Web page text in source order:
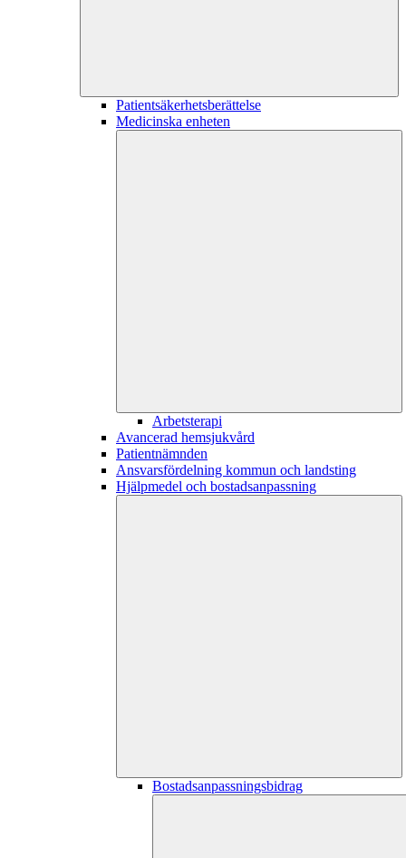
Patientsäkerhetsberättelse
Medicinska enheten
Arbetsterapi
Avancerad hemsjukvård
Patientnämnden
Ansvarsfördelning kommun och landsting
Hjälpmedel och bostadsanpassning
Bostadsanpassningsbidrag